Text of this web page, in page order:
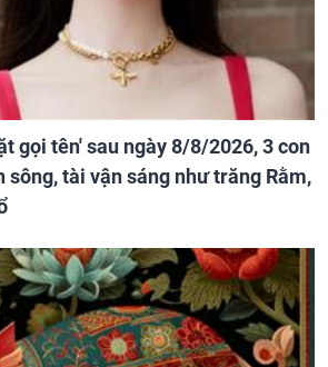
gọi tên' sau ngày 8/8/2026, 3 con
sông, tài vận sáng như trăng Rằm,